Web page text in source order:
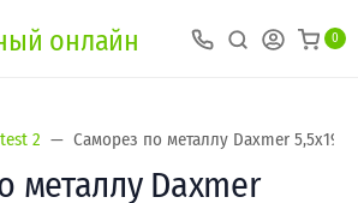
онлайн 0
test 2 Саморез по металлу Daxmer 5,5х19
металлу Daxmer